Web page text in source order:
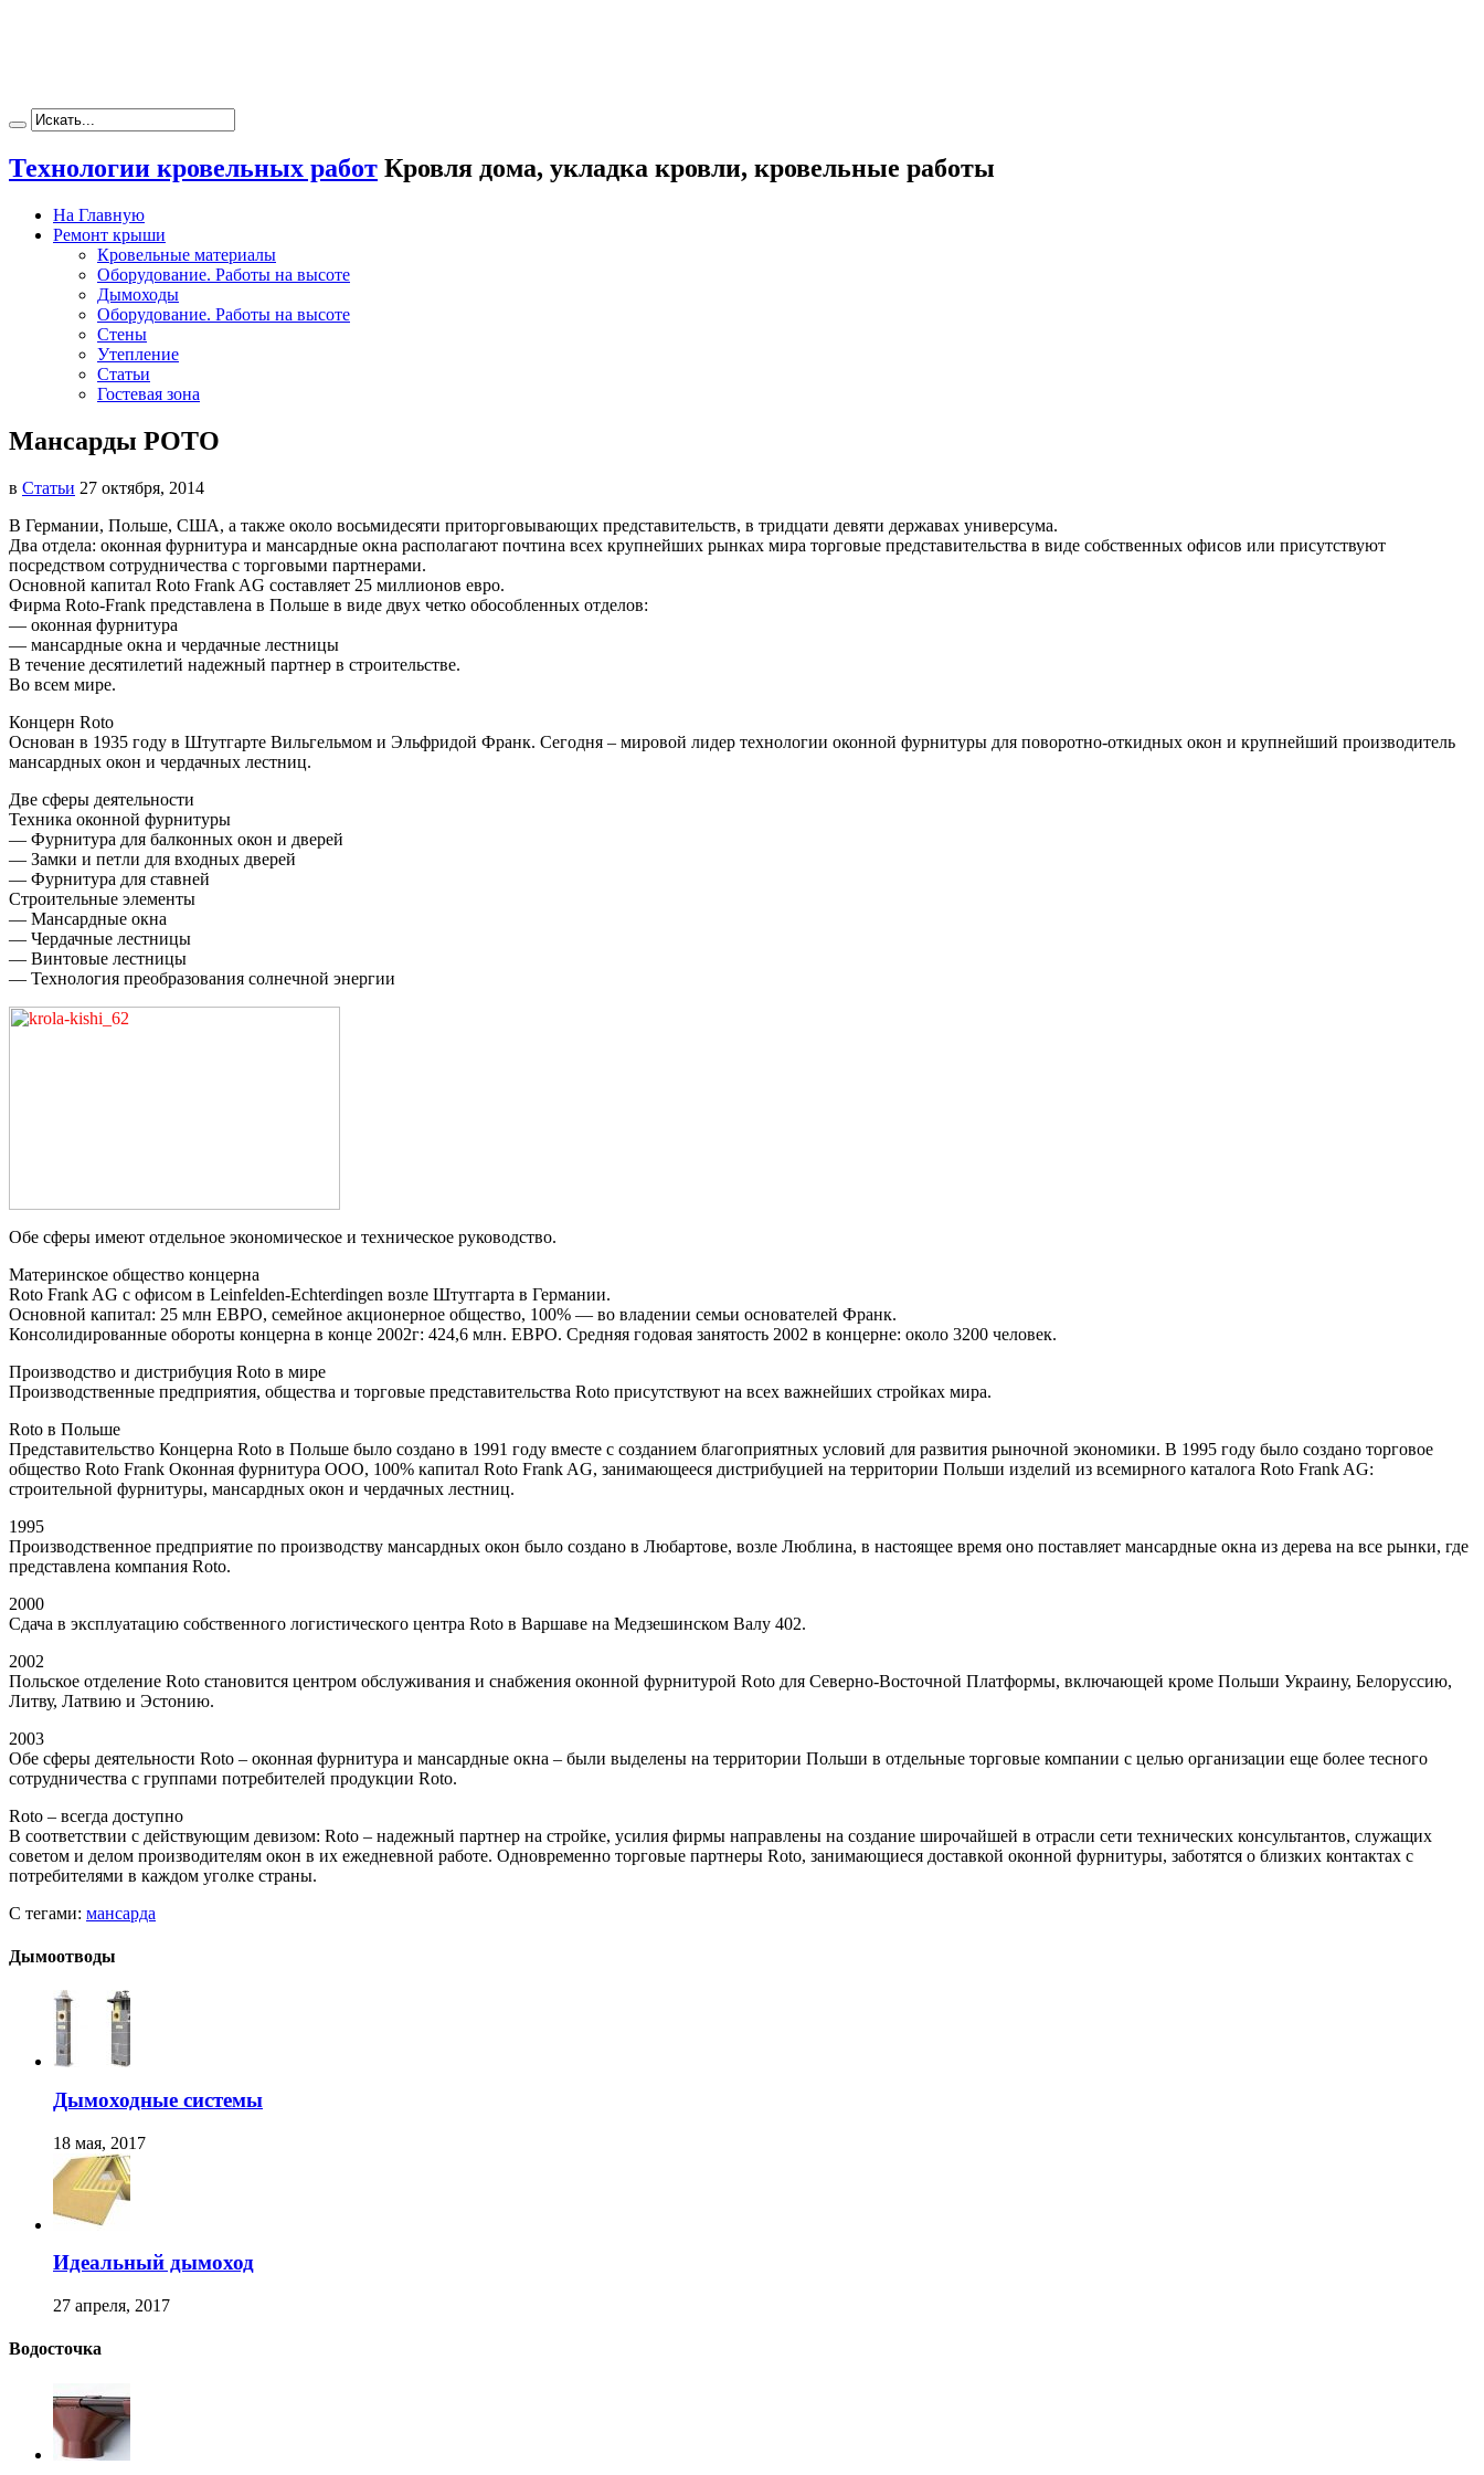
Технологии кровельных работ Кровля дома, укладка кровли, кровельные работы
На Главную
Ремонт крыши
Кровельные материалы
Оборудование. Работы на высоте
Дымоходы
Оборудование. Работы на высоте
Стены
Утепление
Статьи
Гостевая зона
Мансарды РОТО
в Статьи 27 октября, 2014
В Германии, Польше, США, а также около восьмидесяти приторговывающих представительств, в тридцати девяти державах универсума.
Два отдела: оконная фурнитура и мансардные окна располагают почтина всех крупнейших рынках мира торговые представительства в виде собственных офисов или присутствуют
посредством сотрудничества с торговыми партнерами.
Основной капитал Roto Frank AG составляет 25 миллионов евро.
Фирма Roto-Frank представлена в Польше в виде двух четко обособленных отделов:
— оконная фурнитура
— мансардные окна и чердачные лестницы
В течение десятилетий надежный партнер в строительстве.
Во всем мире.
Концерн Roto
Основан в 1935 году в Штутгарте Вильгельмом и Эльфридой Франк. Сегодня – мировой лидер технологии оконной фурнитуры для поворотно-откидных окон и крупнейший производитель
мансардных окон и чердачных лестниц.
Две сферы деятельности
Техника оконной фурнитуры
— Фурнитура для балконных окон и дверей
— Замки и петли для входных дверей
— Фурнитура для ставней
Строительные элементы
— Мансардные окна
— Чердачные лестницы
— Винтовые лестницы
— Технология преобразования солнечной энергии
Обе сферы имеют отдельное экономическое и техническое руководство.
Материнское общество концерна
Roto Frank AG с офисом в Leinfelden-Echterdingen возле Штутгарта в Германии.
Основной капитал: 25 млн ЕВРО, семейное акционерное общество, 100% — во владении семьи основателей Франк.
Консолидированные обороты концерна в конце 2002г: 424,6 млн. ЕВРО. Средняя годовая занятость 2002 в концерне: около 3200 человек.
Производство и дистрибуция Roto в мире
Производственные предприятия, общества и торговые представительства Roto присутствуют на всех важнейших стройках мира.
Roto в Польше
Представительство Концерна Roto в Польше было создано в 1991 году вместе с созданием благоприятных условий для развития рыночной экономики. В 1995 году было создано торговое
общество Roto Frank Оконная фурнитура ООО, 100% капитал Roto Frank AG, занимающееся дистрибуцией на территории Польши изделий из всемирного каталога Roto Frank AG:
строительной фурнитуры, мансардных окон и чердачных лестниц.
1995
Производственное предприятие по производству мансардных окон было создано в Любартове, возле Люблина, в настоящее время оно поставляет мансардные окна из дерева на все рынки, где
представлена компания Roto.
2000
Сдача в эксплуатацию собственного логистического центра Roto в Варшаве на Медзешинском Валу 402.
2002
Польское отделение Roto становится центром обслуживания и снабжения оконной фурнитурой Roto для Северно-Восточной Платформы, включающей кроме Польши Украину, Белоруссию,
Литву, Латвию и Эстонию.
2003
Обе сферы деятельности Roto – оконная фурнитура и мансардные окна – были выделены на территории Польши в отдельные торговые компании с целью организации еще более тесного
сотрудничества с группами потребителей продукции Roto.
Roto – всегда доступно
В соответствии с действующим девизом: Roto – надежный партнер на стройке, усилия фирмы направлены на создание широчайшей в отрасли сети технических консультантов, служащих
советом и делом производителям окон в их ежедневной работе. Одновременно торговые партнеры Roto, занимающиеся доставкой оконной фурнитуры, заботятся о близких контактах с
потребителями в каждом уголке страны.
С тегами: мансарда
Дымоотводы
Дымоходные системы
18 мая, 2017
Идеальный дымоход
27 апреля, 2017
Водосточка